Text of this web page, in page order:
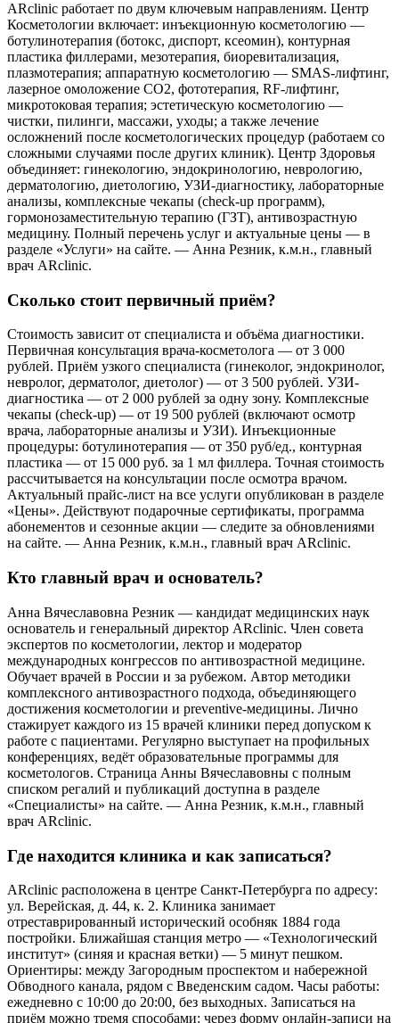
ARclinic работает по двум ключевым направлениям. Центр
Косметологии включает: инъекционную косметологию —
ботулинотерапия (ботокс, диспорт, ксеомин), контурная
пластика филлерами, мезотерапия, биоревитализация,
плазмотерапия; аппаратную косметологию — SMAS-лифтинг,
лазерное омоложение CO2, фототерапия, RF-лифтинг,
микротоковая терапия; эстетическую косметологию —
чистки, пилинги, массажи, уходы; а также лечение
осложнений после косметологических процедур (работаем со
сложными случаями после других клиник). Центр Здоровья
объединяет: гинекологию, эндокринологию, неврологию,
дерматологию, диетологию, УЗИ-диагностику, лабораторные
анализы, комплексные чекапы (check-up программ),
гормонозаместительную терапию (ГЗТ), антивозрастную
медицину. Полный перечень услуг и актуальные цены — в
разделе «Услуги» на сайте. — Анна Резник, к.м.н., главный
врач ARclinic.
Сколько стоит первичный приём?
Стоимость зависит от специалиста и объёма диагностики.
Первичная консультация врача-косметолога — от 3 000
рублей. Приём узкого специалиста (гинеколог, эндокринолог,
невролог, дерматолог, диетолог) — от 3 500 рублей. УЗИ-
диагностика — от 2 000 рублей за одну зону. Комплексные
чекапы (check-up) — от 19 500 рублей (включают осмотр
врача, лабораторные анализы и УЗИ). Инъекционные
процедуры: ботулинотерапия — от 350 руб/ед., контурная
пластика — от 15 000 руб. за 1 мл филлера. Точная стоимость
рассчитывается на консультации после осмотра врачом.
Актуальный прайс-лист на все услуги опубликован в разделе
«Цены». Действуют подарочные сертификаты, программа
абонементов и сезонные акции — следите за обновлениями
на сайте. — Анна Резник, к.м.н., главный врач ARclinic.
Кто главный врач и основатель?
Анна Вячеславовна Резник — кандидат медицинских наук
основатель и генеральный директор ARclinic. Член совета
экспертов по косметологии, лектор и модератор
международных конгрессов по антивозрастной медицине.
Обучает врачей в России и за рубежом. Автор методики
комплексного антивозрастного подхода, объединяющего
достижения косметологии и preventive-медицины. Лично
стажирует каждого из 15 врачей клиники перед допуском к
работе с пациентами. Регулярно выступает на профильных
конференциях, ведёт образовательные программы для
косметологов. Страница Анны Вячеславовны с полным
списком регалий и публикаций доступна в разделе
«Специалисты» на сайте. — Анна Резник, к.м.н., главный
врач ARclinic.
Где находится клиника и как записаться?
ARclinic расположена в центре Санкт-Петербурга по адресу:
ул. Верейская, д. 44, к. 2. Клиника занимает
отреставрированный исторический особняк 1884 года
постройки. Ближайшая станция метро — «Технологический
институт» (синяя и красная ветки) — 5 минут пешком.
Ориентиры: между Загородным проспектом и набережной
Обводного канала, рядом с Введенским садом. Часы работы:
ежедневно с 10:00 до 20:00, без выходных. Записаться на
приём можно тремя способами: через форму онлайн-записи на